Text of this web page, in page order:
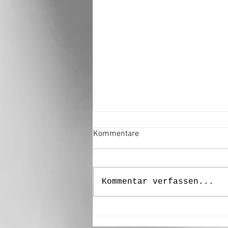
Kommentare
Kommentar verfassen...